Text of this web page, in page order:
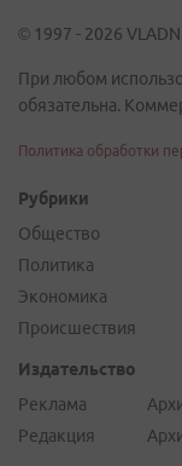
© 1997 - 2026
При любом
обязательна.
Политика обработки
Рубрики
Общество
Политика
Экономика
Происшествия
Издательство
Реклама
Редакция